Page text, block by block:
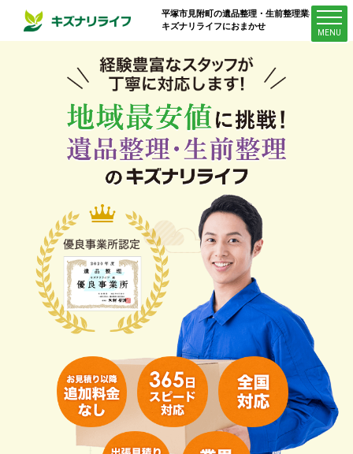
平塚市見附町の遺品整理・生前整理業者は
キズナリライフにおまかせ